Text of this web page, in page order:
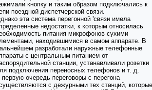
кнопку и таким образом подключались к
поездной диспетчерской связи.
эта система перегонной 'связи имела
недостатки, к которым относилась
питания микрофонов сухими
находившимися в самом аппарате. В
разработали наружные телефонные
с центральным питанием от
станции, устанавливали розетки
подключения переносных телефонов и т. д.
первую очередь переговоры с перегона
с дежурными тех станций, которые